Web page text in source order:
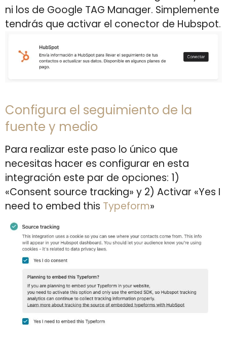
ni los de Google TAG Manager. Simplemente
tendrás que activar el conector de Hubspot.
Configura el seguimiento de la
fuente y medio
Para realizar este paso lo único que
necesitas hacer es configurar en esta
integración este par de opciones: 1)
«Consent source tracking» y 2) Activar «Yes I
need to embed this Typeform»